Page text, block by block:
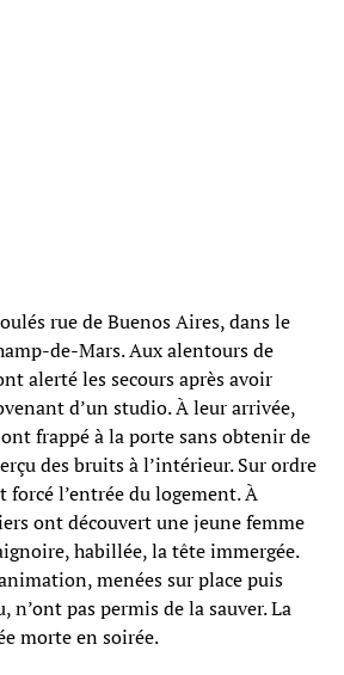
rue de Buenos Aires, dans le
de-Mars. Aux alentours de
alerté les secours après avoir
d’un studio. À leur arrivée,
frappé à la porte sans obtenir de
des bruits à l’intérieur. Sur ordre
forcé l’entrée du logement. À
ont découvert une jeune femme
habillée, la tête immergée.
menées sur place puis
n’ont pas permis de la sauver. La
morte en soirée.